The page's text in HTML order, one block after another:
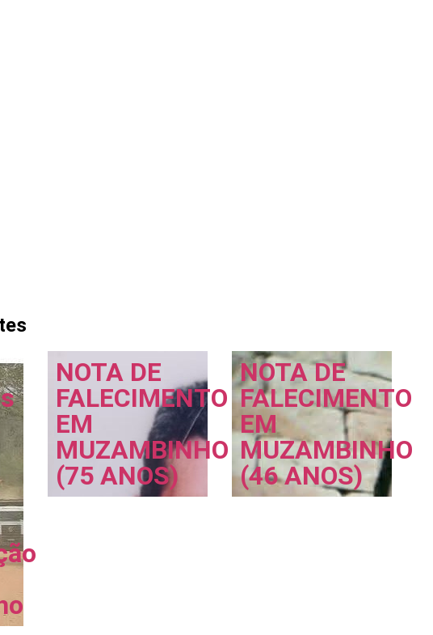
NOTA DE
FALECIMENTO
EM
MUZAMBINHO
(75 ANOS)
NOTA DE
FALECIMENTO
EM
MUZAMBINHO
(46 ANOS)